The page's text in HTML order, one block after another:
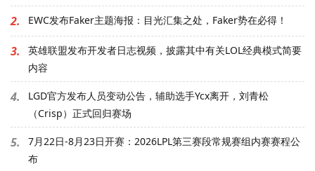
2. EWC发布Faker主题海报：目光汇集之处，Faker势在必得！
3.
英雄联盟发布开发者日志视频，披露其中有关LOL经典模式简要
内容
4.
LGD官方发布人员变动公告，辅助选手Ycx离开，刘青松
（Crisp）正式回归赛场
5.
7月22日-8月23日开赛：2026LPL第三赛段常规赛组内赛赛程公
布